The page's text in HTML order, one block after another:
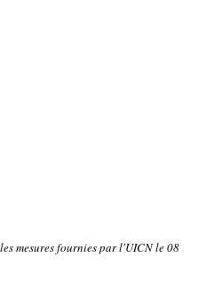
mesures fournies par l'UICN le 08